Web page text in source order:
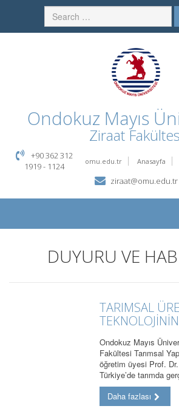
Ondokuz Mayıs
Ziraat
omu.edu.tr Anasayfa
+90 362 312
1919 - 1124
ziraat@omu.edu.tr
DUYURU VE
TARIMSAL
Ondokuz Mayıs
Fakültesi Tarımsal
öğretim üyesi Prof.
Türkiye’de tarımda
Daha fazlası